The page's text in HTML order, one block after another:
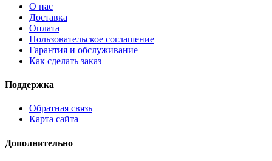
О нас
Доставка
Оплата
Пользовательское соглашение
Гарантия и обслуживание
Как сделать заказ
Поддержка
Обратная связь
Карта сайта
Дополнительно